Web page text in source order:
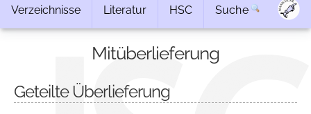
Verzeichnisse Literatur HSC Suche
Mitüberlieferung
Geteilte Überlieferung